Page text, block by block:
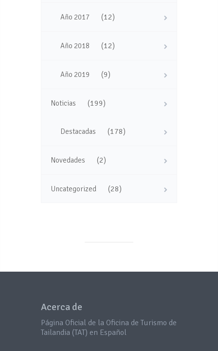
Año 2017 (12)
Año 2018 (12)
Año 2019 (9)
Noticias (199)
Destacadas (178)
Novedades (2)
Uncategorized (28)
Acerca de
Página Oficial de la Oficina de Turismo de
Tailandia (TAT) en Español